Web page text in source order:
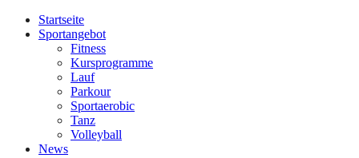
Startseite
Sportangebot
Fitness
Kursprogramme
Lauf
Parkour
Sportaerobic
Tanz
Volleyball
News